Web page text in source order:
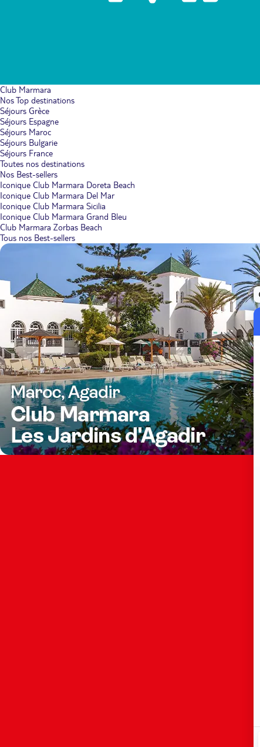
Club Marmara
Nos Top destinations
Séjours Grèce
Séjours Espagne
Séjours Maroc
Séjours Bulgarie
Séjours France
Toutes nos destinations
Nos Best-sellers
Iconique Club Marmara Doreta Beach
Iconique Club Marmara Del Mar
Iconique Club Marmara Sicilia
Iconique Club Marmara Grand Bleu
Club Marmara Zorbas Beach
Tous nos Best-sellers